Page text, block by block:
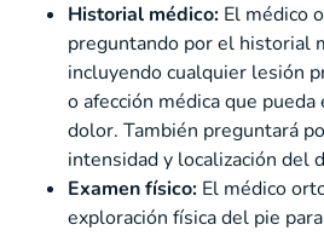
Historial médico: El médico
preguntando por el historial
incluyendo cualquier lesión
o afección médica que
dolor. También preguntará
intensidad y localización del
Examen físico: El médico
exploración física del pie